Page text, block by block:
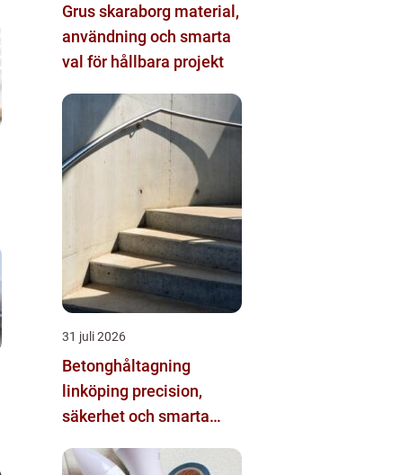
Grus skaraborg material,
användning och smarta
val för hållbara projekt
31 juli 2026
Betonghåltagning
linköping precision,
säkerhet och smarta